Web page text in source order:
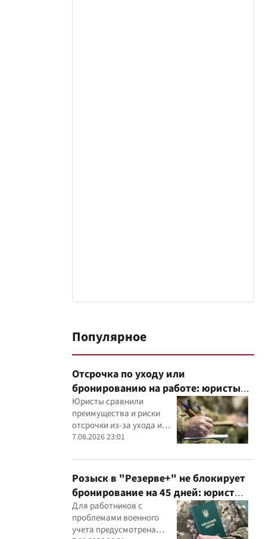
Популярное
Отсрочка по уходу или
бронированию на работе: юристы
объяснили, что надежнее
Юристы сравнили
преимущества и риски
отсрочки из-за ухода и
бронирования работника
предприятием
7.08.2026 23:01
Розыск в "Резерве+" не блокирует
бронирование на 45 дней: юрист
объяснил важный нюанс
Для работников с
проблемами военного
учета предусмотрена